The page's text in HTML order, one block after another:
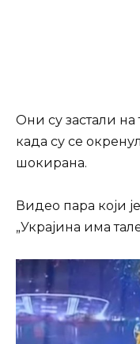
Они су застали на
када су се
шокирана.
Видео пара који
„Украјина има